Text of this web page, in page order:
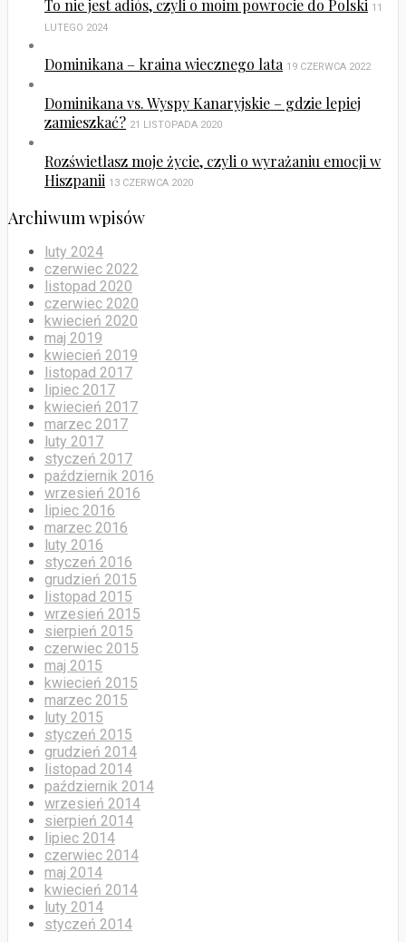
To nie jest adiós, czyli o moim powrocie do Polski 11
LUTEGO 2024
Dominikana – kraina wiecznego lata 19 CZERWCA 2022
Dominikana vs. Wyspy Kanaryjskie – gdzie lepiej
zamieszkać? 21 LISTOPADA 2020
Rozświetlasz moje życie, czyli o wyrażaniu emocji w
Hiszpanii 13 CZERWCA 2020
Archiwum wpisów
luty 2024
czerwiec 2022
listopad 2020
czerwiec 2020
kwiecień 2020
maj 2019
kwiecień 2019
listopad 2017
lipiec 2017
kwiecień 2017
marzec 2017
luty 2017
styczeń 2017
październik 2016
wrzesień 2016
lipiec 2016
marzec 2016
luty 2016
styczeń 2016
grudzień 2015
listopad 2015
wrzesień 2015
sierpień 2015
czerwiec 2015
maj 2015
kwiecień 2015
marzec 2015
luty 2015
styczeń 2015
grudzień 2014
listopad 2014
październik 2014
wrzesień 2014
sierpień 2014
lipiec 2014
czerwiec 2014
maj 2014
kwiecień 2014
luty 2014
styczeń 2014